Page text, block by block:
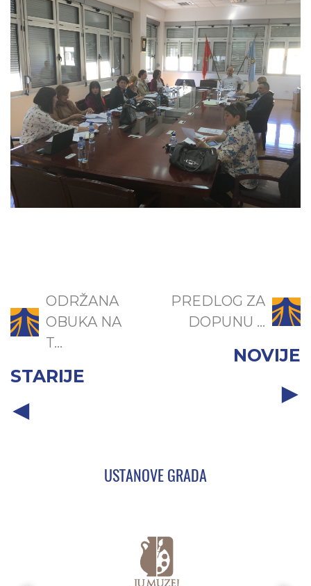
ODRŽANA
OBUKA NA
T...
STARIJE
PREDLOG ZA
DOPUNU ...
NOVIJE
USTANOVE GRADA